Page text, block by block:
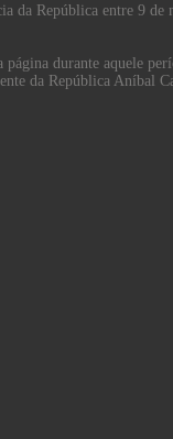
da República entre 9 de
durante aquele
da República Aníbal